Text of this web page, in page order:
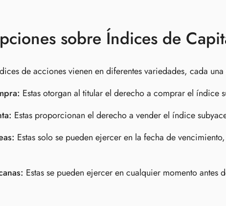
sobre Índices de
de acciones vienen en diferentes variedades, cada
Estas otorgan al titular el derecho a comprar el índice
Estas proporcionan el derecho a vender el índice
Estas solo se pueden ejercer en la fecha de
Estas se pueden ejercer en cualquier momento